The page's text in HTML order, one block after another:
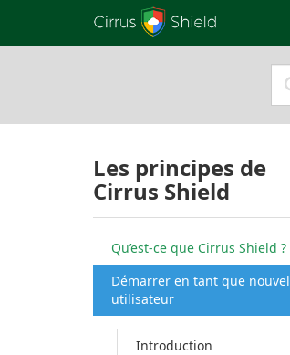
Les principes de
Cirrus Shield
Qu’est-ce que Cirrus Shield ?
Démarrer en tant que nouvel
utilisateur
Introduction